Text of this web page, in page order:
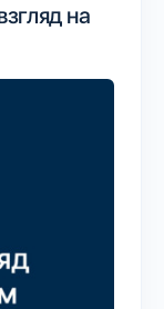
на